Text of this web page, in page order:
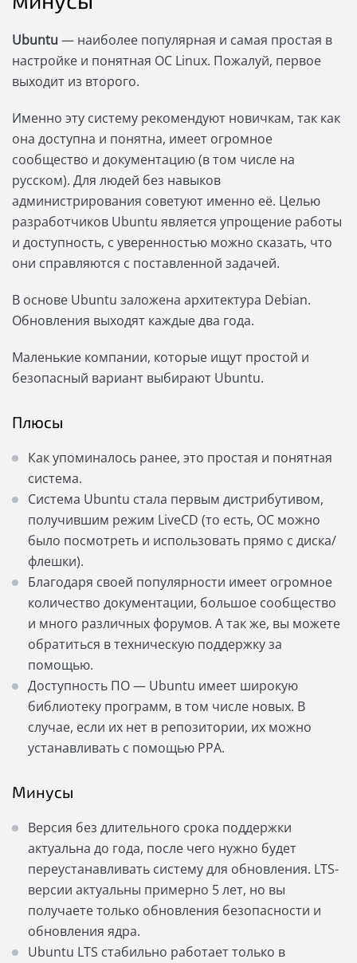
Ubuntu — наиболее популярная и самая простая в
настройке и понятная ОС Linux. Пожалуй, первое
выходит из второго.
Именно эту систему рекомендуют новичкам, так как
она доступна и понятна, имеет огромное
сообщество и документацию (в том числе на
русском). Для людей без навыков
администрирования советуют именно её. Целью
разработчиков Ubuntu является упрощение работы
и доступность, с уверенностью можно сказать, что
они справляются с поставленной задачей.
В основе Ubuntu заложена архитектура Debian.
Обновления выходят каждые два года.
Маленькие компании, которые ищут простой и
безопасный вариант выбирают Ubuntu.
Плюсы
Как упоминалось ранее, это простая и понятная
система.
Система Ubuntu стала первым дистрибутивом,
получившим режим LiveCD (то есть, ОС можно
было посмотреть и использовать прямо с диска/
флешки).
Благодаря своей популярности имеет огромное
количество документации, большое сообщество
и много различных форумов. А так же, вы можете
обратиться в техническую поддержку за
помощью.
Доступность ПО — Ubuntu имеет широкую
библиотеку программ, в том числе новых. В
случае, если их нет в репозитории, их можно
устанавливать с помощью PPA.
Минусы
Версия без длительного срока поддержки
актуальна до года, после чего нужно будет
переустанавливать систему для обновления. LTS-
версии актуальны примерно 5 лет, но вы
получаете только обновления безопасности и
обновления ядра.
Ubuntu LTS стабильно работает только в